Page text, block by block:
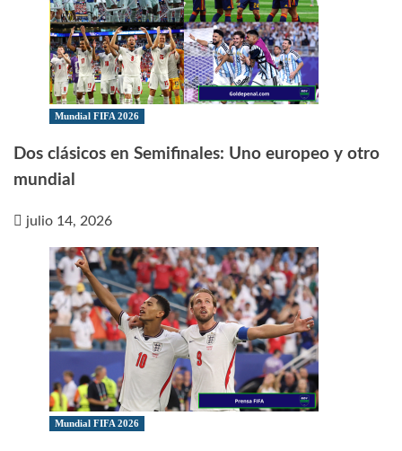
Mundial FIFA 2026
Dos clásicos en Semifinales: Uno europeo y otro
mundial
julio 14, 2026
Mundial FIFA 2026